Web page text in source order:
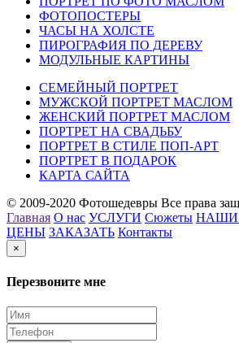
ФОТОПОСТЕРЫ
ЧАСЫ НА ХОЛСТЕ
ПИРОГРАФИЯ ПО ДЕРЕВУ
МОДУЛЬНЫЕ КАРТИНЫ
СЕМЕЙНЫЙ ПОРТРЕТ
МУЖСКОЙ ПОРТРЕТ МАСЛОМ
ЖЕНСКИЙ ПОРТРЕТ МАСЛОМ
ПОРТРЕТ НА СВАДЬБУ
ПОРТРЕТ В СТИЛЕ ПОП-АРТ
ПОРТРЕТ В ПОДАРОК
КАРТА САЙТА
© 2009-2020 Фотошедевры Все права
Главная О нас УСЛУГИ Сюжеты НАШИ
ЦЕНЫ ЗАКАЗАТЬ Контакты
×
Перезвоните мне